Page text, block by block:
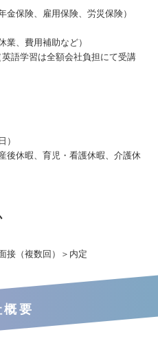
金保険、雇用保険、労災保険）
業、費用補助など）
語学習は全額会社負担にて受講
）
後休暇、育児・看護休暇、介護休
接（複数回）＞内定
概要